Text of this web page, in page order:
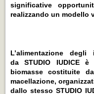
significative
realizzando un modello
L’alimentazione
da STUDIO IUDICE
biomasse costituite
macellazione,
dallo stesso STUDIO